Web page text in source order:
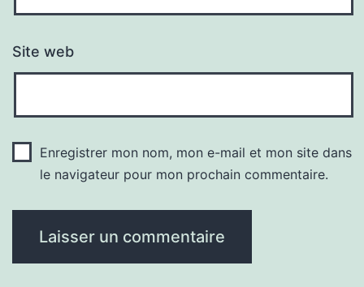
Site web
Enregistrer mon nom, mon e-mail et mon site dans
le navigateur pour mon prochain commentaire.